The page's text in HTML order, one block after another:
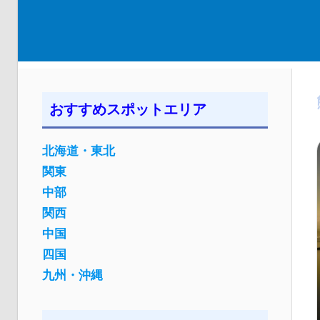
おすすめスポットエリア
北海道・東北
関東
中部
関西
中国
四国
九州・沖縄